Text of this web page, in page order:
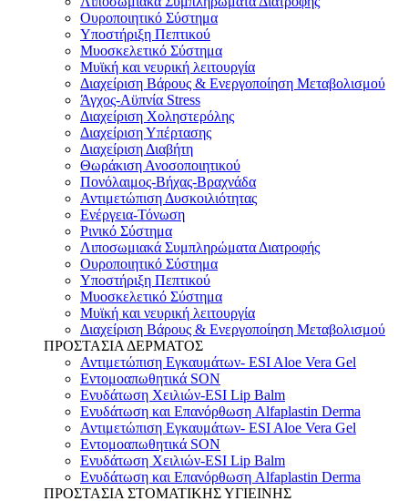
Ουροποιητικό Σύστημα
Υποστήριξη Πεπτικού
Μυοσκελετικό Σύστημα
Μυϊκή και νευρική λειτουργία
Διαχείριση Βάρους & Ενεργοποίηση Μεταβολισμού
Άγχος-Αϋπνία Stress
Διαχείριση Χοληστερόλης
Διαχείριση Υπέρτασης
Διαχείριση Διαβήτη
Θωράκιση Ανοσοποιητικού
Πονόλαιμος-Βήχας-Βραχνάδα
Αντιμετώπιση Δυσκοιλιότητας
Eνέργεια-Τόνωση
Ρινικό Σύστημα
Λιποσωμιακά Συμπληρώματα Διατροφής
Ουροποιητικό Σύστημα
Υποστήριξη Πεπτικού
Μυοσκελετικό Σύστημα
Μυϊκή και νευρική λειτουργία
Διαχείριση Βάρους & Ενεργοποίηση Μεταβολισμού
ΠΡΟΣΤΑΣΙΑ ΔΕΡΜΑΤΟΣ
Αντιμετώπιση Εγκαυμάτων- ESI Aloe Vera Gel
Εντομοαπωθητικά SON
Ενυδάτωση Χειλιών-ESI Lip Balm
Ενυδάτωση και Επανόρθωση Alfaplastin Derma
Αντιμετώπιση Εγκαυμάτων- ESI Aloe Vera Gel
Εντομοαπωθητικά SON
Ενυδάτωση Χειλιών-ESI Lip Balm
Ενυδάτωση και Επανόρθωση Alfaplastin Derma
ΠΡΟΣΤΑΣΙΑ ΣΤΟΜΑΤΙΚΗΣ ΥΓΙΕΙΝΗΣ